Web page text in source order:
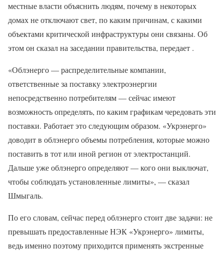
местные власти объяснить людям, почему в некоторых
домах не отключают свет, по каким причинам, с какими
объектами критической инфраструктуры они связаны. Об
этом он сказал на заседании правительства, передает .
«Облэнерго — распределительные компании,
ответственные за поставку электроэнергии
непосредственно потребителям — сейчас имеют
возможность определять, по каким графикам чередовать эти
поставки. Работает это следующим образом. «Укрэнерго»
доводит в облэнерго объемы потребления, которые можно
поставить в тот или иной регион от электростанций.
Дальше уже облэнерго определяют — кого они выключат,
чтобы соблюдать установленные лимиты», — сказал
Шмыгаль.
По его словам, сейчас перед облэнерго стоит две задачи: не
превышать предоставленные НЭК «Укрэнерго» лимиты,
ведь именно поэтому приходится применять экстренные